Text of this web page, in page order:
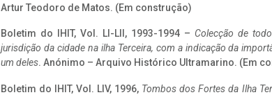
Artur Teodoro de Matos. (Em construção)
Boletim do IHIT, Vol. LI-LII, 1993-1994 – Colecção de
jurisdição da cidade na ilha Terceira, com a indicação da
um deles. Anónimo – Arquivo Histórico Ultramarino. (Em
Boletim do IHIT, Vol. LIV, 1996, Tombos dos Fortes da Ilha